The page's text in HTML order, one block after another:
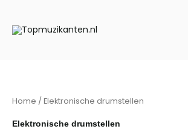
naar
Home / Elektronische drumstellen
Elektronische drumstellen